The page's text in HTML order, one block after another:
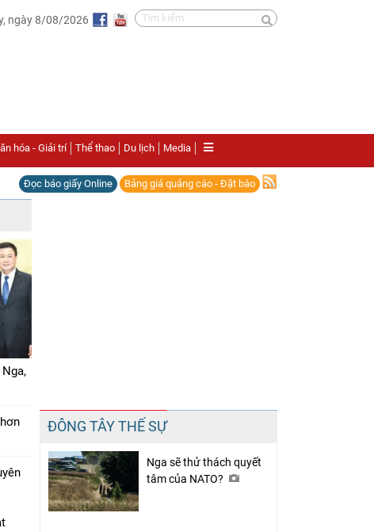
ngày 8/08/2026
hóa - Giải trí Thể thao Du lịch Media
Đọc báo giấy Online Bảng giá quảng cáo - Đặt báo
Chia sẻ
Facebook
ĐÔNG TÂY THẾ SỰ
Nga sẽ thử thách quyết
tâm của NATO?